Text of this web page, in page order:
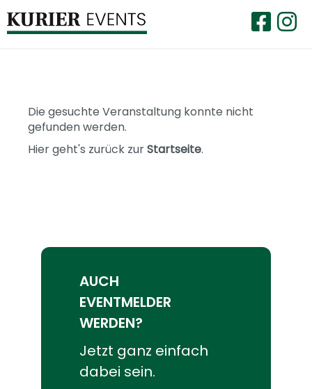
Die gesuchte Veranstaltung konnte nicht
gefunden werden.
Hier geht's zurück zurStartseite.
AUCH
EVENTMELDER
WERDEN?
Jetzt ganz einfach
dabei sein.